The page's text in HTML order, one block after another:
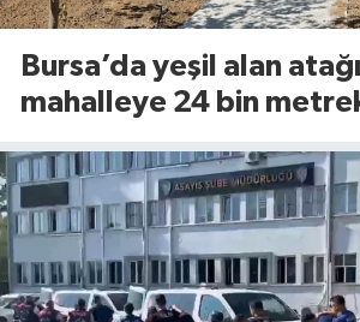
Bursa’da yeşil alan
mahalleye 24 bin